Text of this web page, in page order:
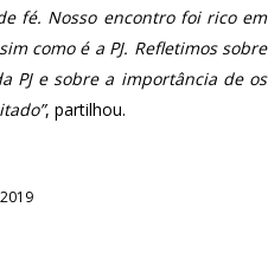
fé. Nosso encontro foi rico em
como é a PJ. Refletimos sobre
PJ e sobre a importância de os
, partilhou.